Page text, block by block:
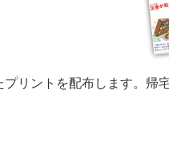
リントを配布します。帰